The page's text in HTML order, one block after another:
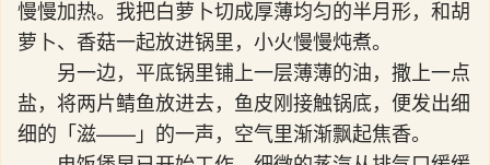
慢慢加热。我把白萝卜切成厚薄均匀的半月形，和胡
萝卜、香菇一起放进锅里，小火慢慢炖煮。
另一边，平底锅里铺上一层薄薄的油，撒上一点
盐，将两片鲭鱼放进去，鱼皮刚接触锅底，便发出细
细的「滋——」的一声，空气里渐渐飘起焦香。